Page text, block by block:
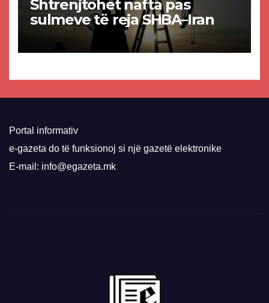
Shtrenjtohet nafta pas
sulmeve të reja SHBA–Iran
Portal informativ
e-gazeta do të funksionoj si një gazetë elektronike
E-mail: info@egazeta.mk